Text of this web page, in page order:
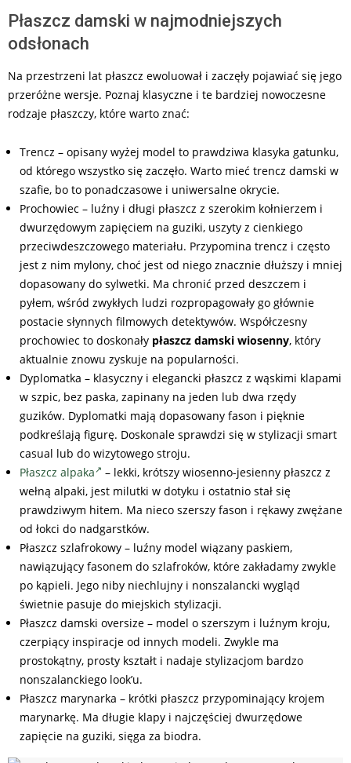
Płaszcz damski w najmodniejszych
odsłonach
Na przestrzeni lat płaszcz ewoluował i zaczęły pojawiać się jego
przeróżne wersje. Poznaj klasyczne i te bardziej nowoczesne
rodzaje płaszczy, które warto znać:
Trencz – opisany wyżej model to prawdziwa klasyka gatunku,
od którego wszystko się zaczęło. Warto mieć trencz damski w
szafie, bo to ponadczasowe i uniwersalne okrycie.
Prochowiec – luźny i długi płaszcz z szerokim kołnierzem i
dwurzędowym zapięciem na guziki, uszyty z cienkiego
przeciwdeszczowego materiału. Przypomina trencz i często
jest z nim mylony, choć jest od niego znacznie dłuższy i mniej
dopasowany do sylwetki. Ma chronić przed deszczem i
pyłem, wśród zwykłych ludzi rozpropagowały go głównie
postacie słynnych filmowych detektywów. Współczesny
prochowiec to doskonały płaszcz damski wiosenny, który
aktualnie znowu zyskuje na popularności.
Dyplomatka – klasyczny i elegancki płaszcz z wąskimi klapami
w szpic, bez paska, zapinany na jeden lub dwa rzędy
guzików. Dyplomatki mają dopasowany fason i pięknie
podkreślają figurę. Doskonale sprawdzi się w stylizacji smart
casual lub do wizytowego stroju.
Płaszcz alpaka
– lekki, krótszy wiosenno-jesienny płaszcz z
wełną alpaki, jest milutki w dotyku i ostatnio stał się
prawdziwym hitem. Ma nieco szerszy fason i rękawy zwężane
od łokci do nadgarstków.
Płaszcz szlafrokowy – luźny model wiązany paskiem,
nawiązujący fasonem do szlafroków, które zakładamy zwykle
po kąpieli. Jego niby niechlujny i nonszalancki wygląd
świetnie pasuje do miejskich stylizacji.
Płaszcz damski oversize – model o szerszym i luźnym kroju,
czerpiący inspiracje od innych modeli. Zwykle ma
prostokątny, prosty kształt i nadaje stylizacjom bardzo
nonszalanckiego look’u.
Płaszcz marynarka – krótki płaszcz przypominający krojem
marynarkę. Ma długie klapy i najczęściej dwurzędowe
zapięcie na guziki, sięga za biodra.